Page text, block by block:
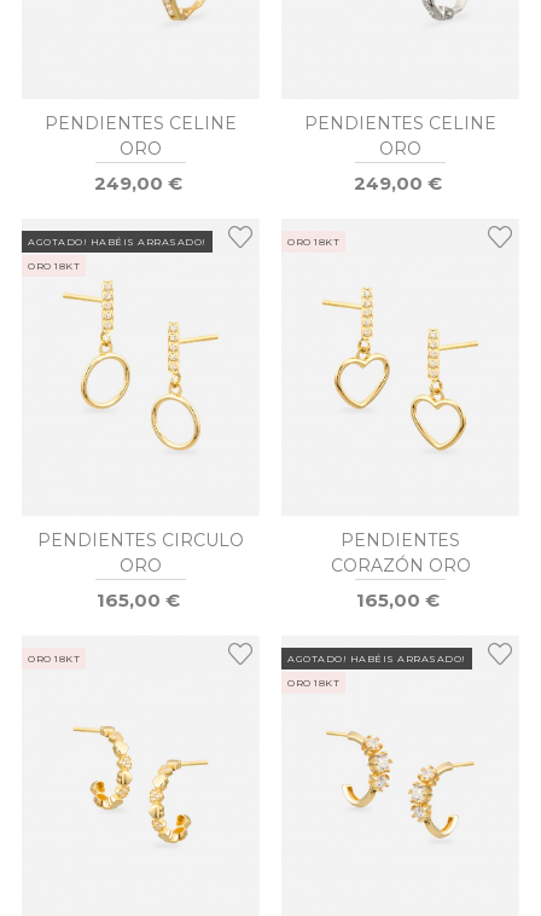
PENDIENTES CELINE
ORO
249,00 €
PENDIENTES CELINE
ORO
249,00 €
AGOTADO! HABÉIS ARRASADO!
ORO 18KT
PENDIENTES CIRCULO
ORO
165,00 €
ORO 18KT
PENDIENTES
CORAZÓN ORO
165,00 €
ORO 18KT
AGOTADO! HABÉIS ARRASADO!
ORO 18KT